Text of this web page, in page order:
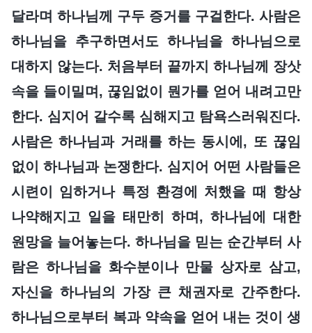
달라며 하나님께 구두 증거를 구걸한다. 사람은
하나님을 추구하면서도 하나님을 하나님으로
대하지 않는다. 처음부터 끝까지 하나님께 장삿
속을 들이밀며, 끊임없이 뭔가를 얻어 내려고만
한다. 심지어 갈수록 심해지고 탐욕스러워진다.
사람은 하나님과 거래를 하는 동시에, 또 끊임
없이 하나님과 논쟁한다. 심지어 어떤 사람들은
시련이 임하거나 특정 환경에 처했을 때 항상
나약해지고 일을 태만히 하며, 하나님에 대한
원망을 늘어놓는다. 하나님을 믿는 순간부터 사
람은 하나님을 화수분이나 만물 상자로 삼고,
자신을 하나님의 가장 큰 채권자로 간주한다.
하나님으로부터 복과 약속을 얻어 내는 것이 생